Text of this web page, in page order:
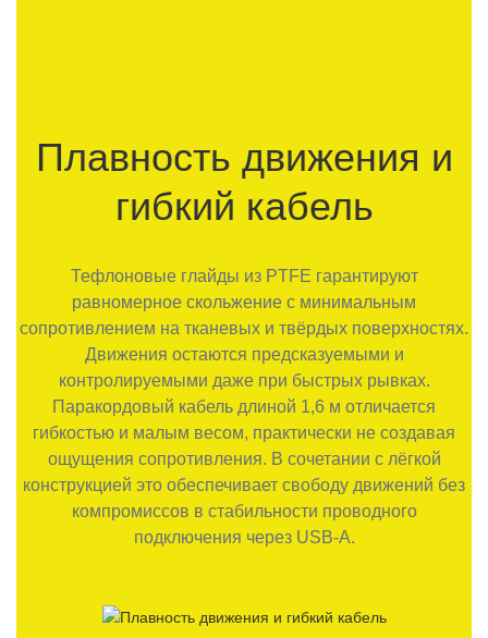
Плавность движения и
гибкий кабель
Тефлоновые глайды из PTFE гарантируют
равномерное скольжение с минимальным
сопротивлением на тканевых и твёрдых поверхностях.
Движения остаются предсказуемыми и
контролируемыми даже при быстрых рывках.
Паракордовый кабель длиной 1,6 м отличается
гибкостью и малым весом, практически не создавая
ощущения сопротивления. В сочетании с лёгкой
конструкцией это обеспечивает свободу движений без
компромиссов в стабильности проводного
подключения через USB-A.